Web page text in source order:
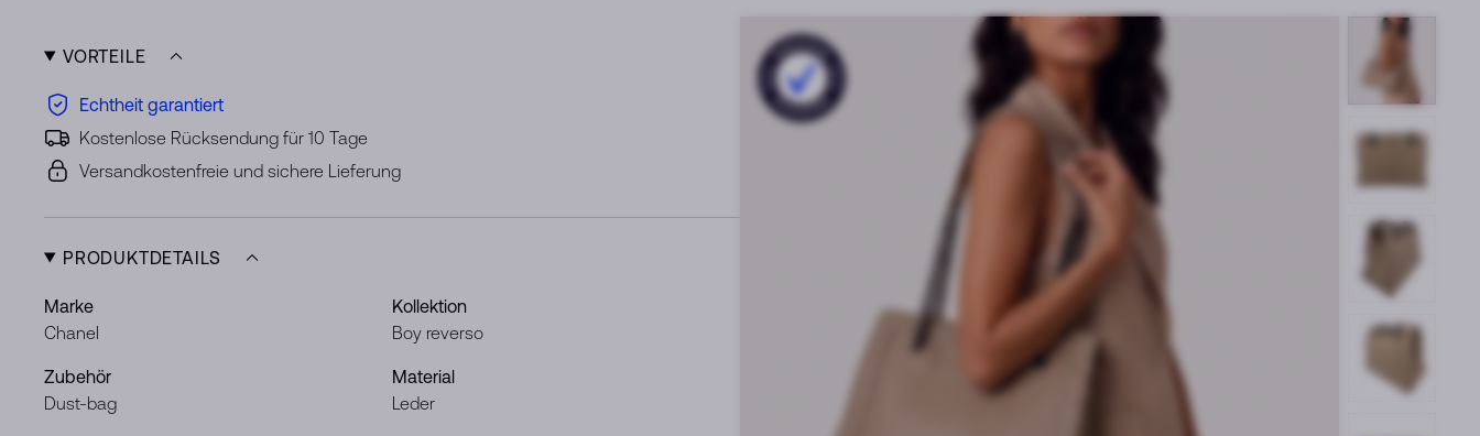
VORTEILE
Echtheit garantiert
Kostenlose Rücksendung für 10 Tage
Versandkostenfreie und sichere Lieferung
PRODUKTDETAILS
Marke
Chanel
Kollektion
Boy reverso
Zubehör
Dust-bag
Material
Leder